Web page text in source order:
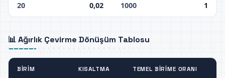
20 0,02 1000 1
📊 Ağırlık Çevirme Dönüşüm Tablosu
BIRIM KISALTMA TEMEL BIRIME ORANI